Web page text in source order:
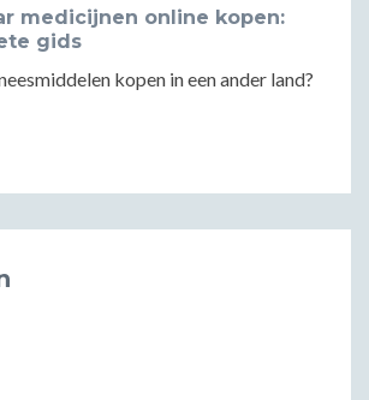
medicijnen online kopen:
gids
kopen in een ander land?